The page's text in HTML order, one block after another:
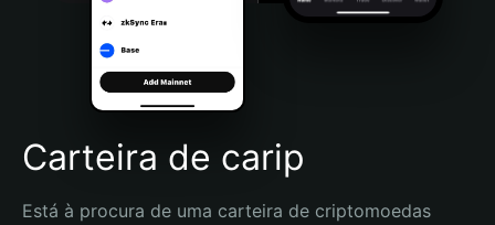
Português (Brasil)
Español (Argentina)
Carteira de carip
Está à procura de uma carteira de criptomoedas